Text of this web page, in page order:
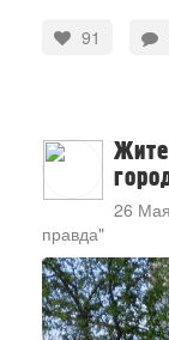
91
26
правда"